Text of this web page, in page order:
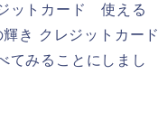
ットカード 使える
き クレジットカード
てみることにしまし